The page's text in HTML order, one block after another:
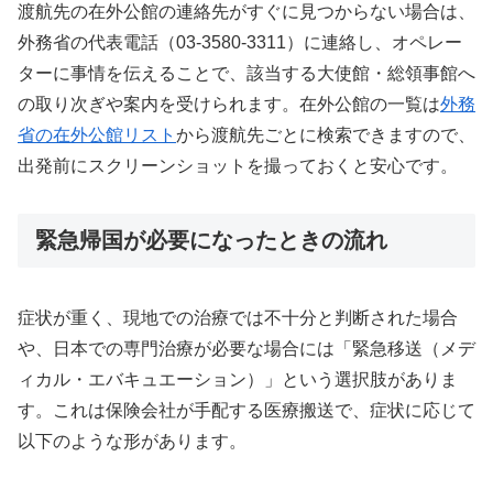
渡航先の在外公館の連絡先がすぐに見つからない場合は、
外務省の代表電話（03-3580-3311）に連絡し、オペレー
ターに事情を伝えることで、該当する大使館・総領事館へ
の取り次ぎや案内を受けられます。在外公館の一覧は外務
省の在外公館リスト から渡航先ごとに検索できますので、
出発前にスクリーンショットを撮っておくと安心です。
緊急帰国が必要になったときの流れ
症状が重く、現地での治療では不十分と判断された場合
や、日本での専門治療が必要な場合には「緊急移送（メデ
ィカル・エバキュエーション）」という選択肢がありま
す。これは保険会社が手配する医療搬送で、症状に応じて
以下のような形があります。